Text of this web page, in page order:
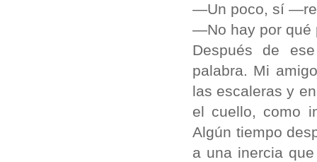
—Un poco, sí
—No hay por qué
Después de
palabra. Mi
las escaleras y
el cuello, como
Algún tiempo
a una inercia